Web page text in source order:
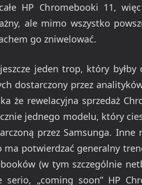
HP Chromebooki 11,
ale mimo wszystko
go zniwelować.
jeden trop, który
dostarczony przez
że rewelacyjna sprzedaż
jednego modelu, który
przez Samsunga.
ma potwierdzać generalny
(w tym szczególnie
serio, „coming soon” HP